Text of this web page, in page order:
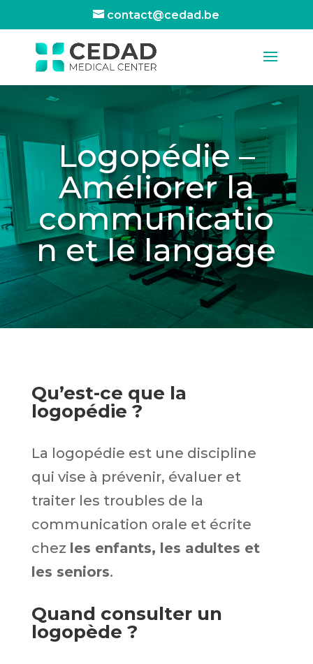
contact@cedad.be
Logopédie –
Améliorer la
communicatio
n et le langage
Qu’est-ce que la
logopédie ?
La logopédie est une discipline
qui vise à prévenir, évaluer et
traiter les troubles de la
communication orale et écrite
chez les enfants, les adultes et
les seniors.
Quand consulter un
logopède ?